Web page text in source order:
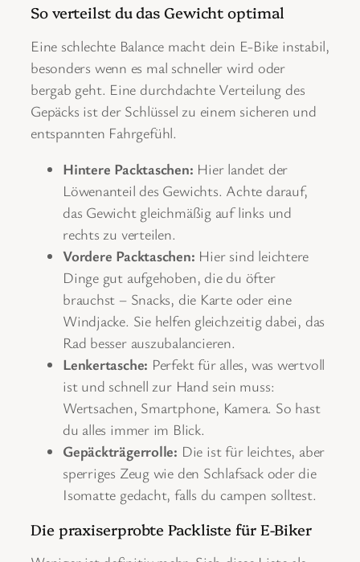
So verteilst du das Gewicht optimal
Eine schlechte Balance macht dein E-Bike instabil,
besonders wenn es mal schneller wird oder
bergab geht. Eine durchdachte Verteilung des
Gepäcks ist der Schlüssel zu einem sicheren und
entspannten Fahrgefühl.
Hintere Packtaschen: Hier landet der
Löwenanteil des Gewichts. Achte darauf,
das Gewicht gleichmäßig auf links und
rechts zu verteilen.
Vordere Packtaschen: Hier sind leichtere
Dinge gut aufgehoben, die du öfter
brauchst – Snacks, die Karte oder eine
Windjacke. Sie helfen gleichzeitig dabei, das
Rad besser auszubalancieren.
Lenkertasche: Perfekt für alles, was wertvoll
ist und schnell zur Hand sein muss:
Wertsachen, Smartphone, Kamera. So hast
du alles immer im Blick.
Gepäckträgerrolle: Die ist für leichtes, aber
sperriges Zeug wie den Schlafsack oder die
Isomatte gedacht, falls du campen solltest.
Die praxiserprobte Packliste für E-Biker